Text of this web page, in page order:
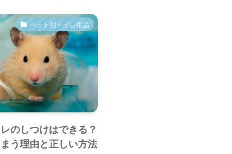
ペット用トイレ用品
のしつけはできる？
う理由と正しい方法